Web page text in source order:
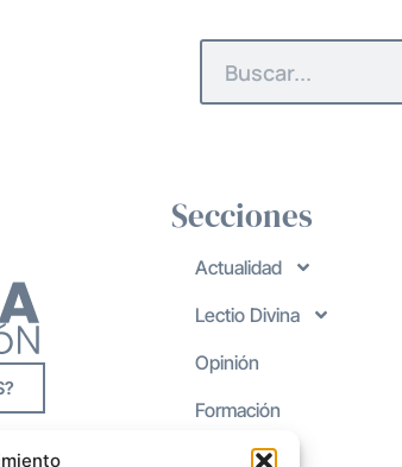
Secciones
Actualidad
Lectio Divina
Opinión
Formación